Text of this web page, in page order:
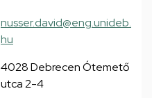
nusser.david@eng.unideb.
hu
4028 Debrecen Ótemető
utca 2-4